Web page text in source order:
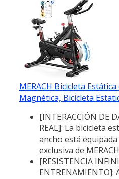
MERACH Bicicleta
Magnética, Bicicleta
[INTERACCIÓN DE
REAL]: La bicicleta
ancho está
exclusiva de
[RESISTENCIA
ENTRENAMIENTO]: